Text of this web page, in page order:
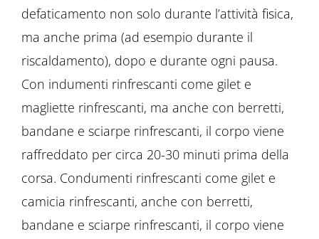
defaticamento non solo durante l’attività fisica,
ma anche prima (ad esempio durante il
riscaldamento), dopo e durante ogni pausa.
Con indumenti rinfrescanti come gilet e
magliette rinfrescanti, ma anche con berretti,
bandane e sciarpe rinfrescanti, il corpo viene
raffreddato per circa 20-30 minuti prima della
corsa. Condumenti rinfrescanti come gilet e
camicia rinfrescanti, anche con berretti,
bandane e sciarpe rinfrescanti, il corpo viene